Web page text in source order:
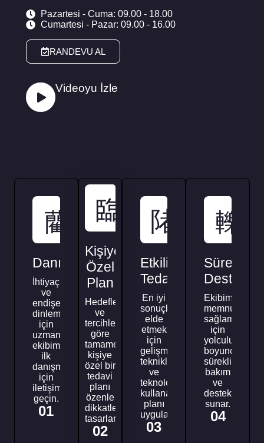
Pazartesi - Cuma: 09.00 - 18.00
Cumartesi - Pazar: 09.00 - 16.00
RANDEVU AL
Videoyu İzle
Danışmanlık
İhtiyaçlarınızı
ve
endişelerinizi
dinlemek
için
uzman
ekibimizle
ilk
danışmanlık
için
iletişime
geçin.
01
Kişiye
Özel
Plan
Hedefleriniz
ve
tercihlerinize
göre
tamamen
kişiye
özel bir
tedavi
planı
özenle
dikkatle
tasarlarız.
02
Etkili
Tedavi
En iyi
sonuçları
elde
etmek
için
gelişmiş
teknikler
ve
teknolojiler
kullanarak
planı
uygularız.
03
Sürekli
Destek
Ekibimiz,
sağlamak
için
yolculuğunuz
boyunca
sürekli
bakım
ve
destek
sunar.
04